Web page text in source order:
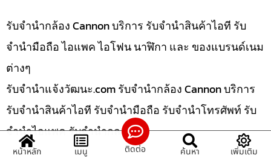
รับจำนำกล้อง Cannon บริการ รับจำนำสินค้าไอที รับ
จำนำมือถือ ไอแพค ไอโฟน นาฬิกา และ ของแบรนด์เนม
ต่างๆ
รับจํานําแจ้งวัฒนะ.com รับจำนำกล้อง Cannon บริการ
รับจำนำสินค้าไอที รับจำนำมือถือ รับจำนำโทรศัพท์ รับ
จำนำไอแพค รับจำนำกล
หน้าหลัก เมนู ติดต่อ ค้นหา เพิ่มเติม